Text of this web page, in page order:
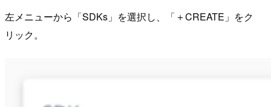
左メニューから「SDKs」を選択し、「＋CREATE」をク
リック。